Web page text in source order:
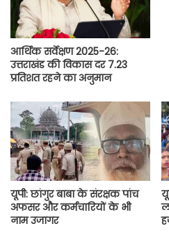
आर्थिक सर्वेक्षण 2025-26:
उत्तराखंड की विकास दर 7.23
प्रतिशत रहने का अनुमान
यूपी: छांगुर बाबा के संरक्षक पांच
अफसर और कर्मचारियों के भी
नाम उजागर